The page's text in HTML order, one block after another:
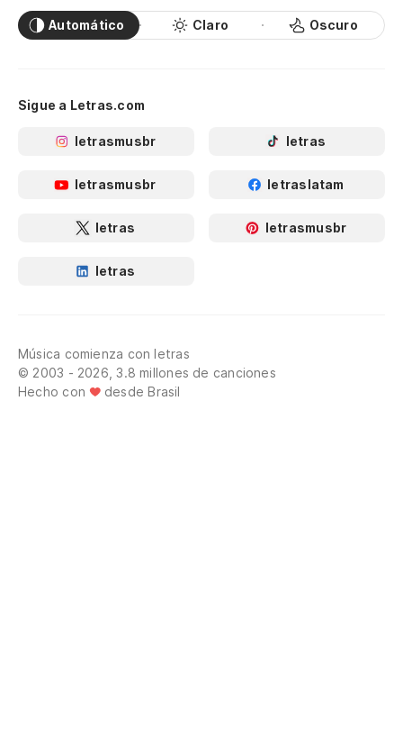
Automático Claro Oscuro
Sigue a Letras.com
letrasmusbr letras
letrasmusbr letraslatam
letras letrasmusbr
letras
Música comienza con letras
© 2003 - 2026, 3.8 millones de canciones
Hecho con
desde Brasil